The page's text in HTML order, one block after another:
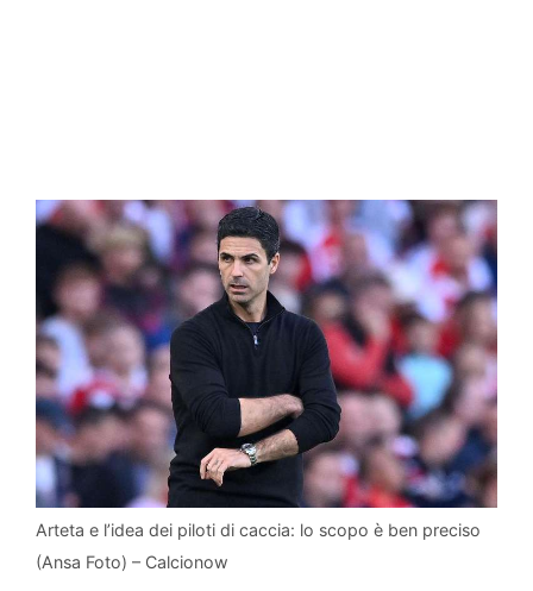
Arteta e l’idea dei piloti di caccia: lo scopo è ben preciso
(Ansa Foto) – Calcionow